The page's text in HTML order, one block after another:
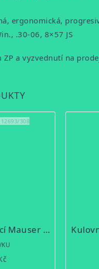
ergonomická,
.30-06, 8×57 JS
a vyzvednutí na
Kulovnice opakovací Mauser M18 Waldjagd
308